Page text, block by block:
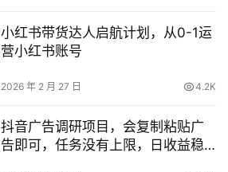
小红书带货达人启航计划，从0-1运
营小红书账号
2026 年 2 月 27 日 4.2K
抖音广告调研项目，会复制粘贴广
告即可，任务没有上限，日收益稳